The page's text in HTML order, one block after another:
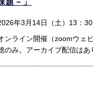
題－」
年3月14日（土）13：
ンライン開催（zoomウェ
のみ。アーカイブ配信はあ